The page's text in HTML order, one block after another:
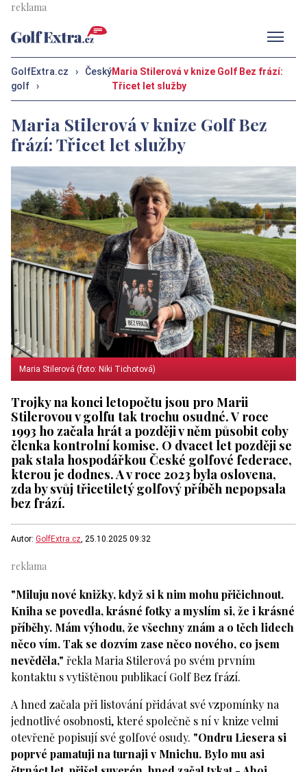
GolfExtra.cz ›
Český
golf
›
Maria Stilerová v knize Golf Bez frází:
Třicet let služby
Maria Stilerová v knize Golf Bez
frází: Třicet let služby
Maria Stilerová (foto: Niki Tichotová)
Trojky na konci letopočtu jsou pro Marii
Stilerovou v golfu tak trochu osudné. V roce
1993 ho začala hrát a později v něm působit coby
členka kontrolní komise. O dvacet let později se
pak stala hospodářkou České golfové federace,
kterou je dodnes. A v roce 2023 byla oslovena,
zda by svůj třicetiletý golfový příběh nepopsala
bez frází.
Autor: GolfExtra.cz , 25.10.2025 09:32
"Miluju nové knižky, když si k nim mohu přičichnout.
Kniha se povedla, krásné fotky a myslím si, že i krásné
příběhy. Mám výhodu, že všechny znám a o těch lidech
něco vím. Tak se dozvím zase něco nového, co jsem
nevěděla," řekla Maria Stilerová po svém prvním
kontaktu s vytištěnou publikací Golf Bez frází.
A hned začala při listování přidávat své vzpomínky na
jednotlivé osobnosti, které společně s ní v knize velmi
otevřeně popisují své golfové osudy. "Ondru Liesera si
poprvé pamatuji na turnaji v Mnichu. Bylo mu asi